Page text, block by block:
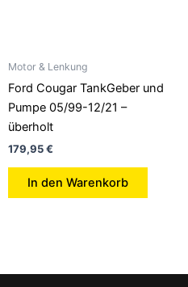
Motor & Lenkung
Ford Cougar TankGeber und
Pumpe 05/99-12/21 –
überholt
179,95€
In den Warenkorb